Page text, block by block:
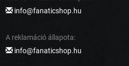
info@fanaticshop.hu
A reklamáció állapota:
info@fanaticshop.hu